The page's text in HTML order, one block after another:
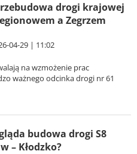
drogi krajowej
a Zegrzem
04-29 | 11:02
na wzmożenie prac
ważnego odcinka drogi nr 61
budowa drogi S8
– Kłodzko?